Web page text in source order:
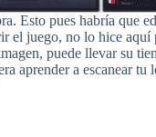
Esto pues habría que
el juego, no lo hice aquí
puede llevar su
aprender a escanear tu